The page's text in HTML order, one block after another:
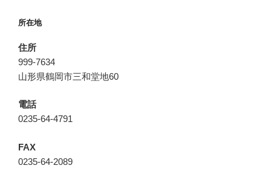
所在地
住所
999-7634
山形県鶴岡市三和堂地60
電話
0235-64-4791
FAX
0235-64-2089